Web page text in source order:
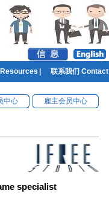
联系我们 Contact
中心 雇主会员中心
specialist